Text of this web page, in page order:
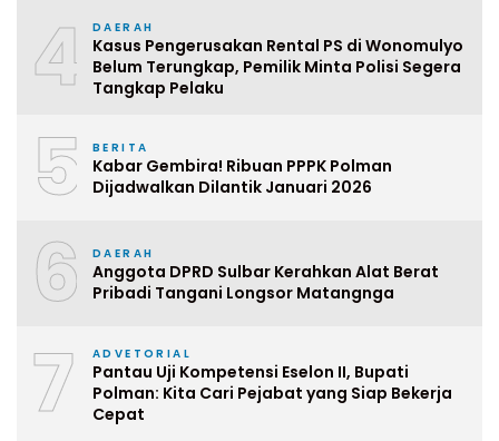
4 DAERAH
Kasus Pengerusakan Rental PS di Wonomulyo
Belum Terungkap, Pemilik Minta Polisi Segera
Tangkap Pelaku
5 BERITA
Kabar Gembira! Ribuan PPPK Polman
Dijadwalkan Dilantik Januari 2026
6 DAERAH
Anggota DPRD Sulbar Kerahkan Alat Berat
Pribadi Tangani Longsor Matangnga
7 ADVETORIAL
Pantau Uji Kompetensi Eselon II, Bupati
Polman: Kita Cari Pejabat yang Siap Bekerja
Cepat